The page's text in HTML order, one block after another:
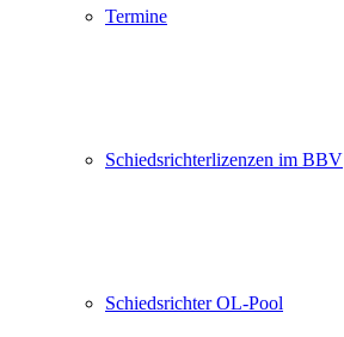
Termine
Schiedsrichterlizenzen im BBV
Schiedsrichter OL-Pool